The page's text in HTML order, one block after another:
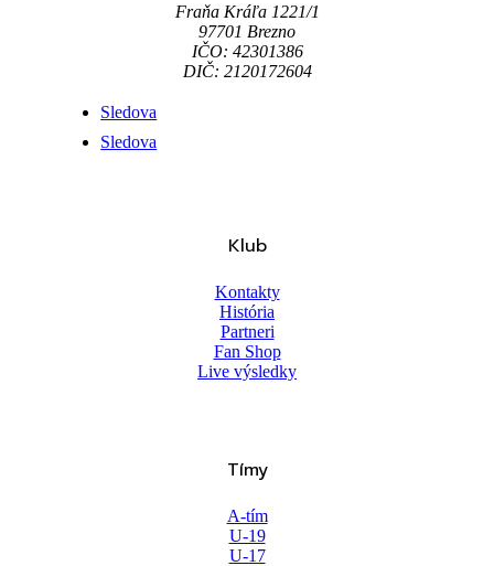
Fraňa Kráľa 1221/1
97701 Brezno
IČO: 42301386
DIČ: 2120172604
Sledova
Sledova
Klub
Kontakty
História
Partneri
Fan Shop
Live výsledky
Tímy
A-tím
U-19
U-17